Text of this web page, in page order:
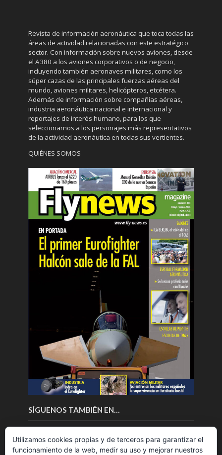
Revista de información aeronáutica que toca todas las
áreas de actividad relacionadas con este estratégico
sector. Con información sobre nuevos aviones, desde
el A380 a los aviones corporativos o de negocio,
incluyendo también aeronaves militares, como los
súper cazas de las principales fuerzas aéreas del
mundo, aviones militares, helicópteros, etcétera.
Además de información sobre compañías aéreas,
industria aeronáutica nacional e internacional y
reportajes de interés humano, para los que
seleccionamos a los personajes más representativos
de la actividad aeronáutica en todas sus vertientes.
QUIÉNES SOMOS
SÍGUENOS TAMBIÉN EN…
Utilizamos cookies propias y de terceros para garantizar el
funcionamiento de la web, medir su uso y mejorar nuestros